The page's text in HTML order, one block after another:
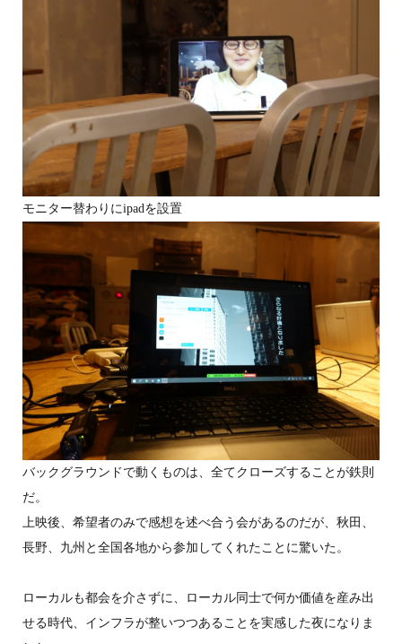
モニター替わりにipadを設置
バックグラウンドで動くものは、全てクローズすることが鉄則
だ。
上映後、希望者のみで感想を述べ合う会があるのだが、秋田、
長野、九州と全国各地から参加してくれたことに驚いた。
ローカルも都会を介さずに、ローカル同士で何か価値を産み出
せる時代、インフラが整いつつあることを実感した夜になりま